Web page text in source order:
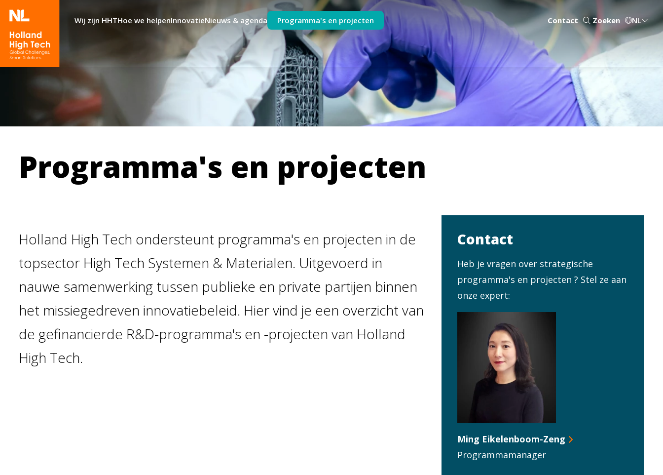
Wij zijn HHTHoe we helpenInnovatieNieuws & agenda Programma's en projecten Contact Zoeken NL
Programma's en projecten
Holland High Tech ondersteunt programma's en projecten in de
topsector High Tech Systemen & Materialen. Uitgevoerd in
nauwe samenwerking tussen publieke en private partijen binnen
het missiegedreven innovatiebeleid. Hier vind je een overzicht van
de gefinancierde R&D-programma's en -projecten van Holland
High Tech.
Contact
Heb je vragen over strategische
programma's en projecten ? Stel ze aan
onze expert:
Ming Eikelenboom-Zeng
Programmamanager